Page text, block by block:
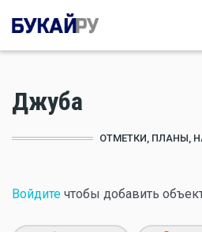
Джуба
ОТМЕТКИ, ПЛАНЫ,
Войдите чтобы добавить